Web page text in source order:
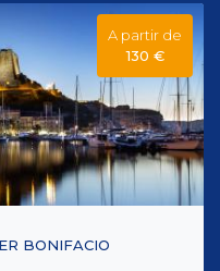
A partir de
130 €
BONIFACIO